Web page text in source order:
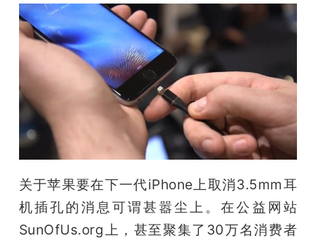
网
开
课
活
关于苹果要在下一代iPhone上取消3.5mm耳
机插孔的消息可谓甚嚣尘上。在公益网站
SunOfUs.org上，甚至聚集了30万名消费者